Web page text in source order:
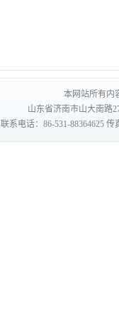
本网站所有内
山东省济南市山大南路
联系电话：86-531-88364625 传